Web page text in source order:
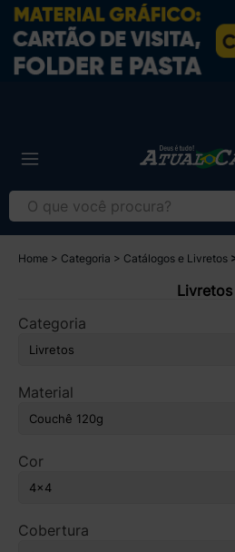
Home Categoria Catálogos e Livretos
Livretos
Categoria
Material
Cor
Cobertura